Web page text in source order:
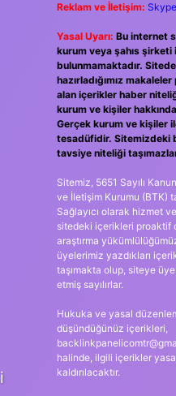
Reklam ve İletişim:
Yasal Uyarı: Bu internet
kurum veya şahıs şirketi
bulunmamaktadır.
hazırladığımız
alan içerikler haber
kurum ve kişiler
Gerçek kurum ve kişiler
tesadüfidir. Sitemizdeki
tavsiye niteliği
Sitemiz, 5651 Sayılı
ve İletişim Kurumu (BTK)
Sağlayıcı olarak hizmet
sitedeki içerikleri proaktif
araştırma
üyelerimiz yazdıkları
taşımakta olup, siteye
etmiş sayılırlar.
Hukuka ve yasal
düşündüğünüz içerikleri,
halinde, ilgili içerikler
kaldırılacaktır.